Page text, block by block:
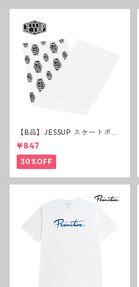
【B品】JESSUP スケートボー
ド グリップテープ ウルトラグ
リップ ホワイト デッキテープ
ジェスアップ ジェサップ
¥847
30%OFF